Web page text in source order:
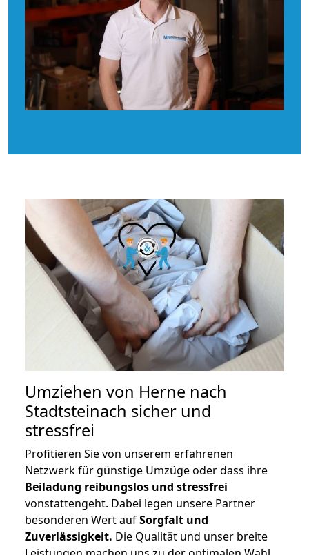
Umziehen von Herne nach
Stadtsteinach sicher und
stressfrei
Profitieren Sie von unserem erfahrenen
Netzwerk für günstige Umzüge oder dass ihre
Beiladung reibungslos und stressfrei
vonstattengeht. Dabei legen unsere Partner
besonderen Wert aufSorgfalt und
Zuverlässigkeit. Die Qualität und unser breite